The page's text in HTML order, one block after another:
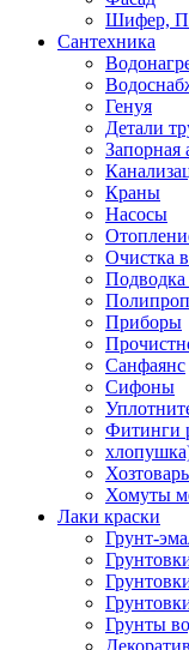
Шифер,
Сантехника
Генуя
Детали
Запорная
Краны
Насосы
Очистка
Подводка
Приборы
Санфаянс
Сифоны
Фитинги
Хомуты
Лаки краски
Грунт-
Грунты